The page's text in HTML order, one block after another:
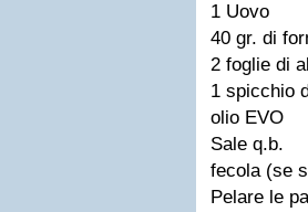
1 Uovo
40 gr. di
2 foglie di
1 spicchio
olio EVO
Sale q.b.
fecola (se
Pelare le